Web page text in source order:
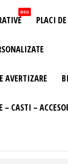
NOU
PLACI
AVERTIZARE
– CASTI –